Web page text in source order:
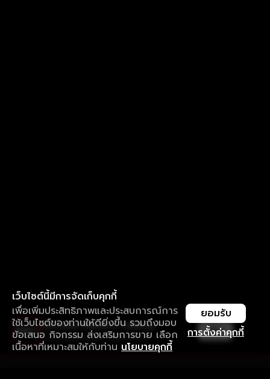
เว็บไซต์นี้มีการจัดเก็บคุกกี้
เพื่อเพิ่มประสิทธิภาพและประสบการณ์การ
ใช้เว็บไซต์ของท่านให้ดียิ่งขึ้น รวมถึงมอบ
ข้อเสนอ กิจกรรม ส่งเสริมการขาย เลือก
เนื้อหาที่เหมาะสมให้กับท่าน นโยบายคุกกี้
การตั้งค่าคุกกี้
ยอมรับ
ใช้งานแอป ลื่นไหลกว่า ไม่มีสะดุด
ดาวน์โหลดแอปเพื่อการรับชมที่ดีกว่า เปิด